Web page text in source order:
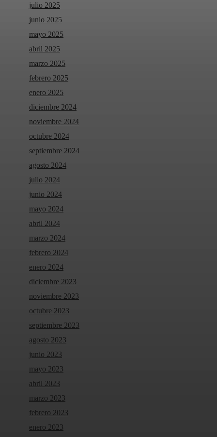
julio 2025
junio 2025
mayo 2025
abril 2025
marzo 2025
febrero 2025
enero 2025
diciembre 2024
noviembre 2024
octubre 2024
septiembre 2024
agosto 2024
julio 2024
junio 2024
mayo 2024
abril 2024
marzo 2024
febrero 2024
enero 2024
diciembre 2023
noviembre 2023
octubre 2023
septiembre 2023
agosto 2023
junio 2023
mayo 2023
abril 2023
marzo 2023
febrero 2023
enero 2023